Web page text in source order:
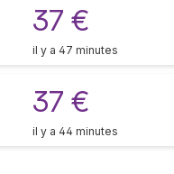
37 €
il y a 47 minutes
37 €
il y a 44 minutes